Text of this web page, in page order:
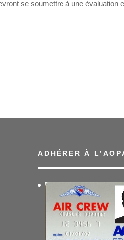
se soumettre à une évaluation
ADHÉRER À